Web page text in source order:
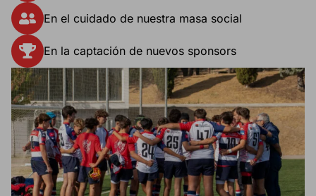
En el cuidado de nuestra masa social
En la captación de nuevos sponsors